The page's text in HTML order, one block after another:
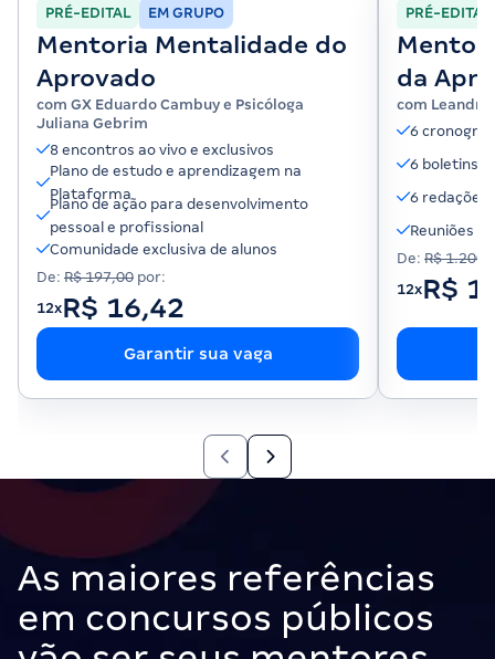
PRÉ-EDITAL EM GRUPO
Mentoria Mentalidade do
Aprovado
com GX Eduardo Cambuy e Psicóloga
Juliana Gebrim
8 encontros ao vivo e exclusivos
Plano de estudo e aprendizagem na
Plataforma
Plano de ação para desenvolvimento
pessoal e profissional
Comunidade exclusiva de alunos
De: R$ 197,00 por:
12xR$ 16,42
Garantir sua vaga
PRÉ-EDITAL
da
PMDF e
com Leandro
6
6 boletins
6 redações
Reuniões
De: R$
12xR$
As maiores referências
em concursos públicos